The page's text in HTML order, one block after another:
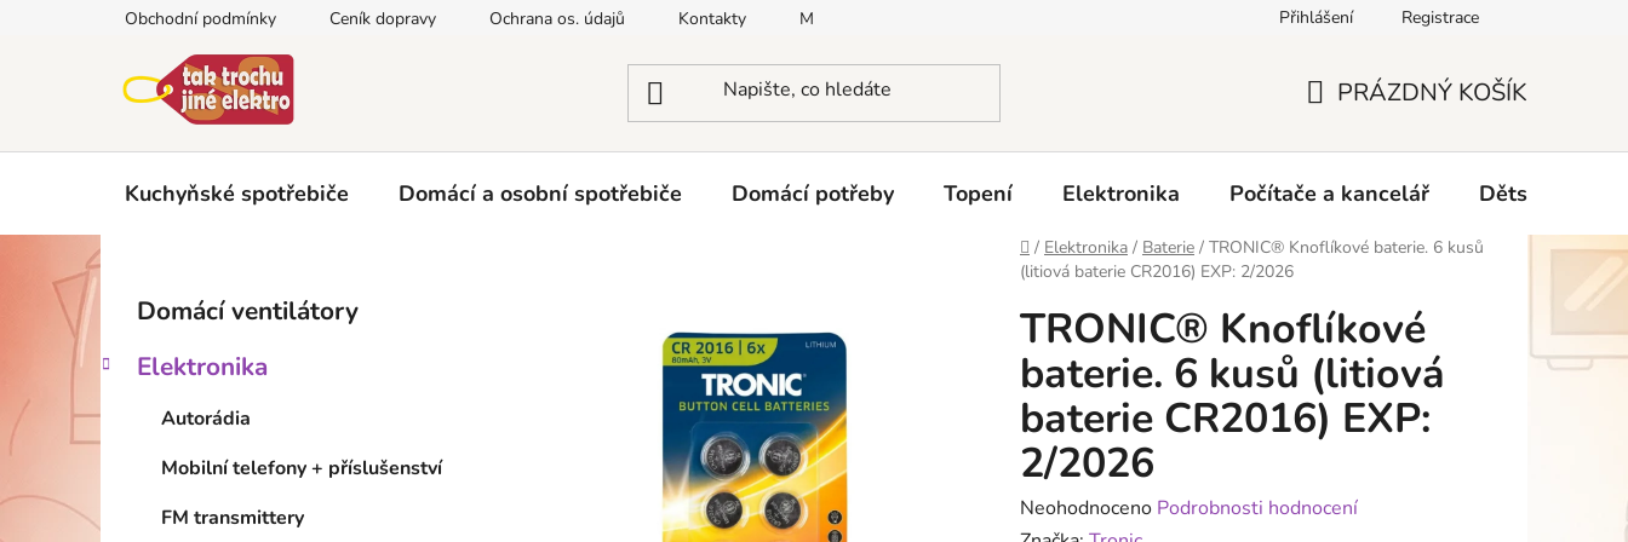
Obchodní podmínky Ceník dopravy Ochrana os. údajů Kontakty Moje objednávka Přihlášení Registrace
KOŠÍK
PRÁZDNÝ KOŠÍK
Kuchyňské spotřebiče Domácí a osobní spotřebiče Domácí potřeby Topení Elektronika Počítače a kancelář Dětské zboží
Domů
/ Elektronika / Baterie / TRONIC® Knoflíkové baterie. 6 kusů
(litiová baterie CR2016) EXP: 2/2026
s
r
a
n
Přeskočit
kategorie
e
o
r
Domácí ventilátory
Elektronika
Autorádia
Mobilní telefony + příslušenství
FM transmittery
TRONIC® Knoflíkové
baterie. 6 kusů (litiová
baterie CR2016) EXP:
2/2026
Průměrné
Neohodnoceno Podrobnosti hodnocení